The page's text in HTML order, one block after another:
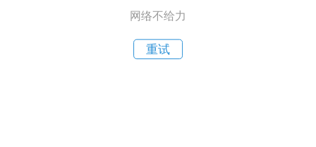
网络不给力
重试